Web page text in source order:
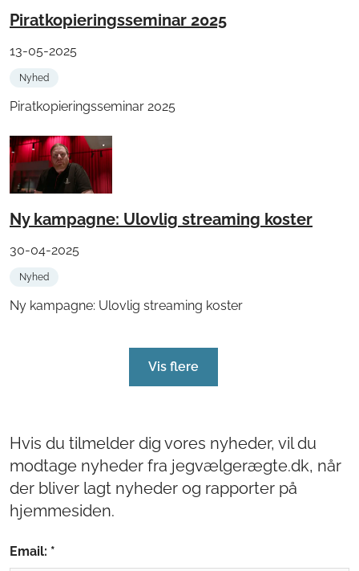
Piratkopieringsseminar 2025
13-05-2025
Nyhed
Piratkopieringsseminar 2025
Ny kampagne: Ulovlig streaming koster
30-04-2025
Nyhed
Ny kampagne: Ulovlig streaming koster
Vis flere
Hvis du tilmelder dig vores nyheder, vil du
modtage nyheder fra jegvælgerægte.dk, når
der bliver lagt nyheder og rapporter på
hjemmesiden.
Email: *